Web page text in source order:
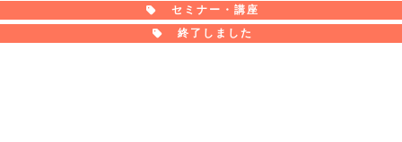
セミナー・講座
終了しました